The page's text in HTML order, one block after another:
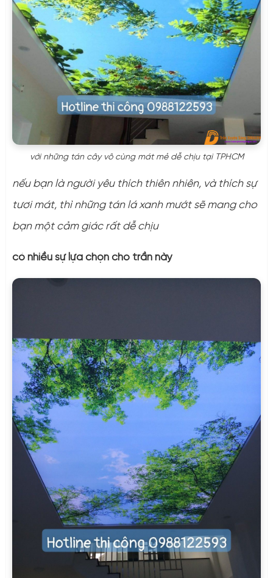
với những tán cây vô cùng mát mẻ dễ chịu tại TPHCM
nếu bạn là người yêu thích thiên nhiên, và thích sự
tươi mát, thì những tán lá xanh mướt sẽ mang cho
bạn một cảm giác rất dễ chịu
có nhiều sự lựa chọn cho trần này